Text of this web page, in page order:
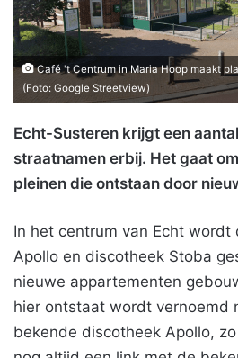
Café 't Centrum in Maria Hoop maakt
(Foto: Google Streetview)
Echt-Susteren krijgt een
straatnamen erbij. Het gaat
pleinen die ontstaan door
In het centrum van Echt wordt
Apollo en discotheek Stoba
nieuwe appartementen
hier ontstaat wordt vernoemd
bekende discotheek Apollo,